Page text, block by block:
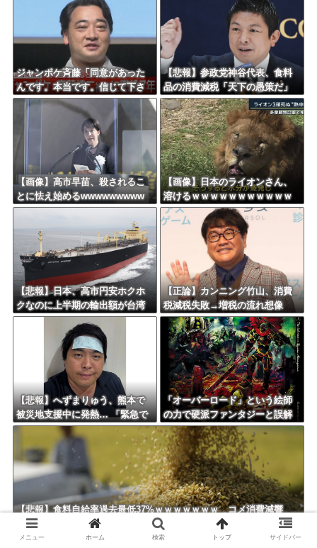
ジャンポケ斉藤「同意があった
んです。本当です。信じて下さ
い」 ←何でこの主張が通らな
【悲報】参政党神谷代表、食料
品の消費減税「天下の愚策だ」
と批判ｗｗｗｗｗｗｗｗｗｗｗ
ｗ
【画像】高市早苗、殺されるこ
とに怯え始めるwwwwwwwww
【画像】日本のライオンさん、
溶けるｗｗｗｗｗｗｗｗｗｗｗ
ｗｗｗ
【悲報】日本、高市円安ホクホ
クなのに上半期の輸出額が台湾
と韓国に抜かれる・・・
【正論】カンニング竹山、消費
税減税失敗→増税の流れ想像
「次誰が総理やりたいと思いま
す？」
【悲報】へずまりゅう、熊本で
被災地支援中に発熱… 「緊急で
病院に向かい点滴を打ったら楽
に」 回復を報告
「オーバーロード」という絵師
の力で硬派ファンタジーと誤解
させ人気出たなろう作品ｗｗｗ
ｗｗｗｗｗｗ
【悲報】食料自給率過去最低37%ｗｗｗｗｗｗｗ コメ消費減響
く・・・
メニュー ホーム 検索 トップ サイドバー